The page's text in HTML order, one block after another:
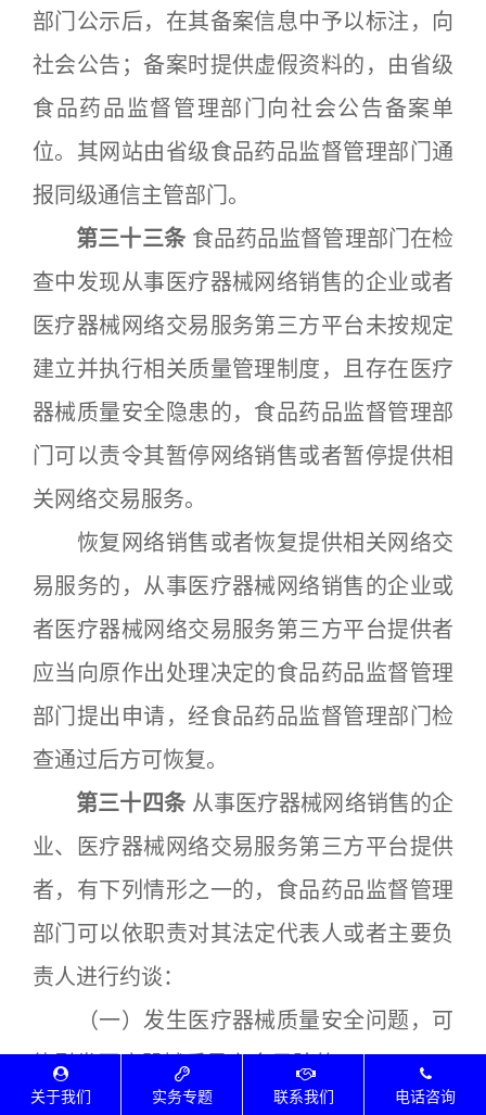
部门公示后，在其备案信息中予以标注，向
社会公告；备案时提供虚假资料的，由省级
食品药品监督管理部门向社会公告备案单
位。其网站由省级食品药品监督管理部门通
报同级通信主管部门。
第三十三条食品药品监督管理部门在检
查中发现从事医疗器械网络销售的企业或者
医疗器械网络交易服务第三方平台未按规定
建立并执行相关质量管理制度，且存在医疗
器械质量安全隐患的，食品药品监督管理部
门可以责令其暂停网络销售或者暂停提供相
关网络交易服务。
恢复网络销售或者恢复提供相关网络交
易服务的，从事医疗器械网络销售的企业或
者医疗器械网络交易服务第三方平台提供者
应当向原作出处理决定的食品药品监督管理
部门提出申请，经食品药品监督管理部门检
查通过后方可恢复。
第三十四条从事医疗器械网络销售的企
业、医疗器械网络交易服务第三方平台提供
者，有下列情形之一的，食品药品监督管理
部门可以依职责对其法定代表人或者主要负
责人进行约谈：
（一）发生医疗器械质量安全问题，可
能引发医疗器械质量安全风险的；
（二）未及时妥善处理投诉举报的医疗
关于我们 实务专题 联系我们 电话咨询